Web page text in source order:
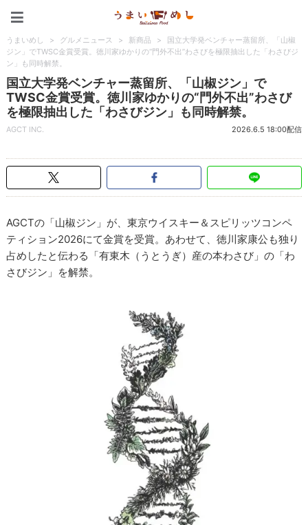
うまいめし > グルメニュース > 新商品 >
国立大学発ベンチャー蒸留所、「山椒
ジン」でTWSC金賞受賞。徳川家ゆかりの“門外不出”わさびを極限抽出した「わさびジ
ン」も同時解禁。
国立大学発ベンチャー蒸留所、「山椒ジン」で
TWSC金賞受賞。徳川家ゆかりの“門外不出”わさび
を極限抽出した「わさびジン」も同時解禁。
AGCT INC. 2026.6.5 18:00配信
AGCTの「山椒ジン」が、東京ウイスキー＆スピリッツコンペ
ティション2026にて金賞を受賞。あわせて、徳川家康公も独り
占めしたと伝わる「有東木（うとうぎ）産の本わさび」の「わ
さびジン」を解禁。